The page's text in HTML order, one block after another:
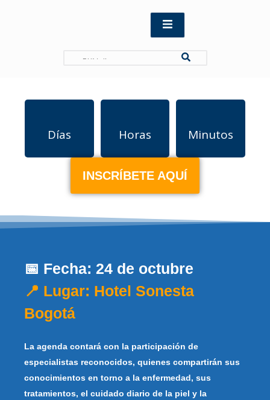
Search
Días Horas Minutos
INSCRÍBETE AQUÍ
📅 Fecha: 24 de octubre
📍 Lugar: Hotel Sonesta
Bogotá
La agenda contará con la participación de
especialistas reconocidos, quienes compartirán sus
conocimientos en torno a la enfermedad, sus
tratamientos, el cuidado diario de la piel y la